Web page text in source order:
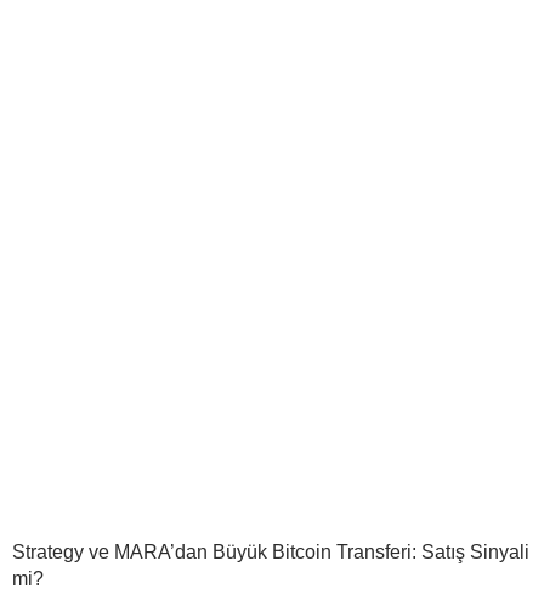
Strategy ve MARA’dan Büyük Bitcoin Transferi: Satış Sinyali
mi?